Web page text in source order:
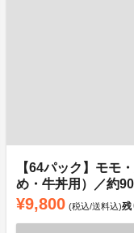
【64パック】モモ
め・牛丼用）／約
¥9,800 (税込/送料込)残